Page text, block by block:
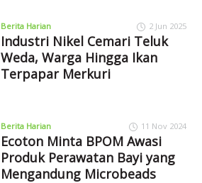
Berita Harian 2 Jun 2025
Industri Nikel Cemari Teluk
Weda, Warga Hingga Ikan
Terpapar Merkuri
Berita Harian 11 Nov 2024
Ecoton Minta BPOM Awasi
Produk Perawatan Bayi yang
Mengandung Microbeads